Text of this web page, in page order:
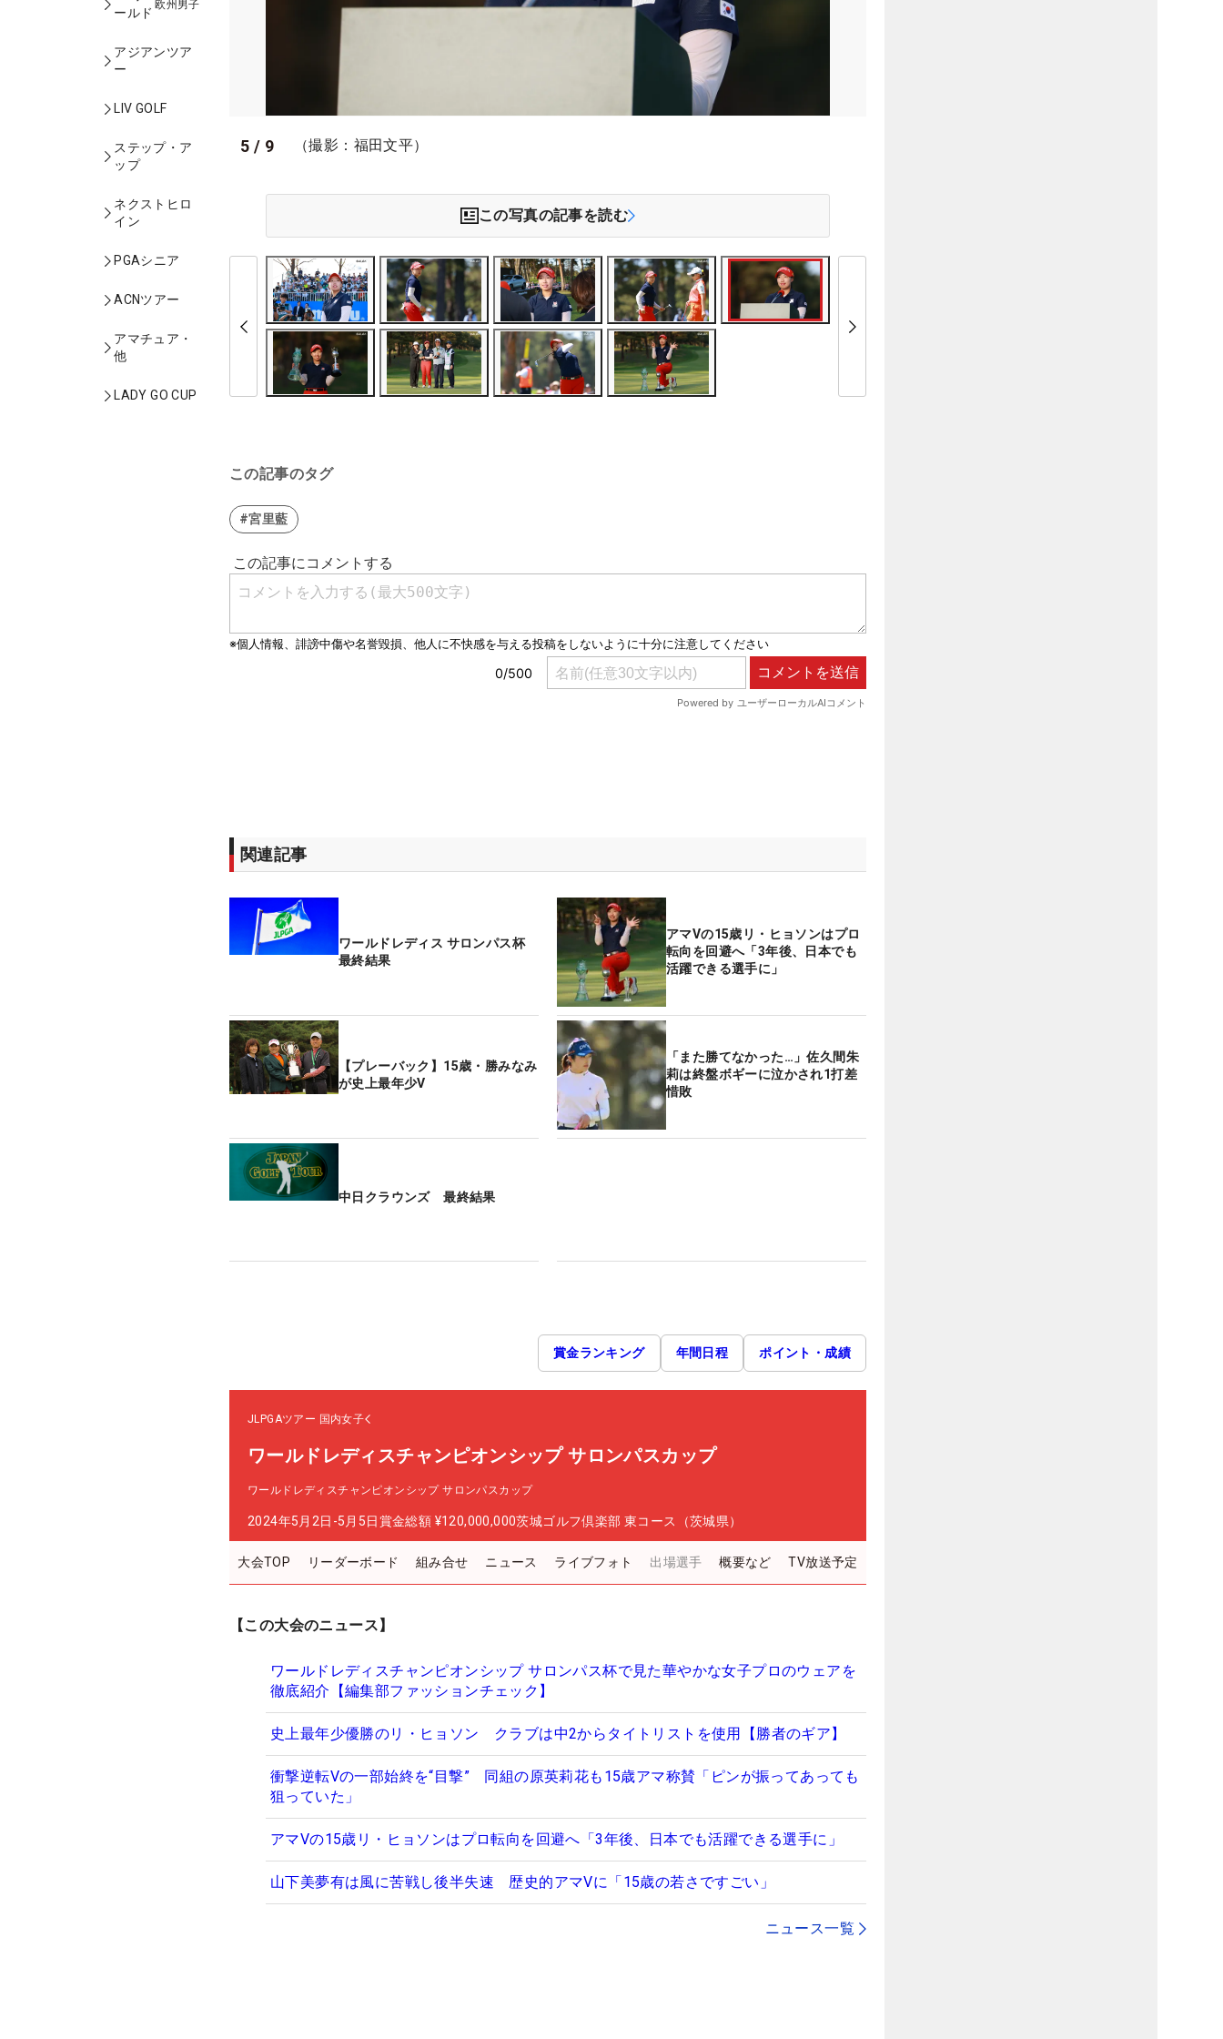
ールド
欧州男子
アジアンツア
ー
LIV GOLF
ステップ・ア
ップ
ネクストヒロ
イン
PGAシニア
ACNツアー
アマチュア・
他
LADY GO CUP
5 / 9 （撮影：福田文平）
この写真の記事を読む
この記事のタグ
#宮里藍
関連記事
ワールドレディス サロンパス杯
最終結果
アマVの15歳リ・ヒョソンはプロ
転向を回避へ「3年後、日本でも
活躍できる選手に」
【プレーバック】15歳・勝みなみ
が史上最年少V
「また勝てなかった…」佐久間朱
莉は終盤ボギーに泣かされ1打差
惜敗
中日クラウンズ 最終結果
賞金ランキング 年間日程 ポイント・成績
JLPGAツアー 国内女子
ワールドレディスチャンピオンシップ サロンパスカップ
ワールドレディスチャンピオンシップ サロンパスカップ
2024年5月2日-5月5日賞金総額 ¥120,000,000茨城ゴルフ倶楽部 東コース（茨城県）
大会TOP リーダーボード 組み合せ ニュース ライブフォト 出場選手 概要など TV放送予定
【この大会のニュース】
ワールドレディスチャンピオンシップ サロンパス杯で見た華やかな女子プロのウェアを
徹底紹介【編集部ファッションチェック】
史上最年少優勝のリ・ヒョソン クラブは中2からタイトリストを使用【勝者のギア】
衝撃逆転Vの一部始終を“目撃” 同組の原英莉花も15歳アマ称賛「ピンが振ってあっても
狙っていた」
アマVの15歳リ・ヒョソンはプロ転向を回避へ「3年後、日本でも活躍できる選手に」
山下美夢有は風に苦戦し後半失速 歴史的アマVに「15歳の若さですごい」
ニュース一覧